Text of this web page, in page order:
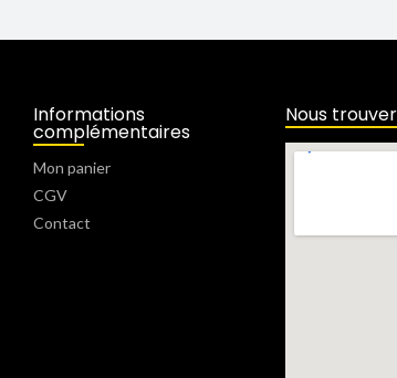
Informations
complémentaires
Mon panier
CGV
Contact
Nous trouver